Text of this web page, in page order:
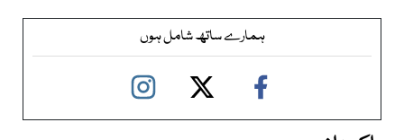
ہمارے ساتھ شامل ہوں